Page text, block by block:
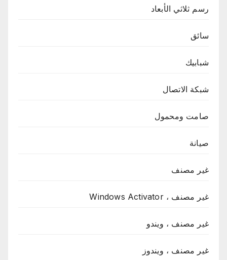
رسم ثلاثي الأبعاد
سائق
شبابيك
شبكة الاتصال
صامت ومحمول
صيانة
غير مصنف
غير مصنف ، Windows Activator
غير مصنف ، ويندو
غير مصنف ، ويندوز